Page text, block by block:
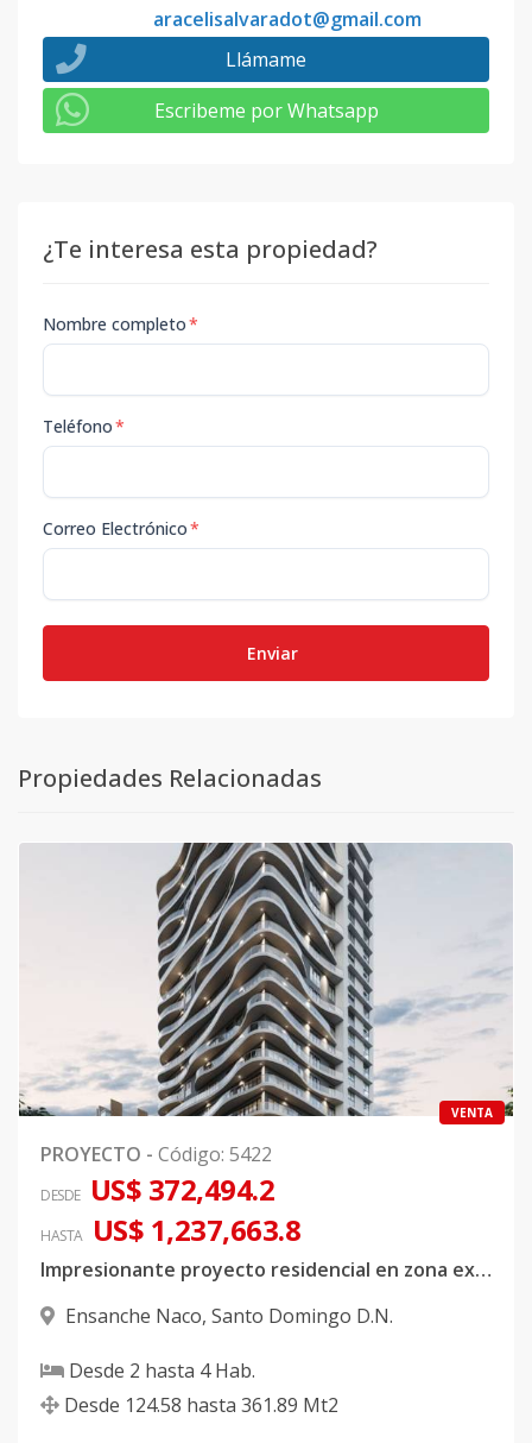
aracelisalvaradot@gmail.com
Llámame
Escribeme por Whatsapp
¿Te interesa esta propiedad?
Nombre completo*
Teléfono*
Correo Electrónico*
Enviar
Propiedades Relacionadas
VENTA
PROYECTO - Código: 5422
DESDE US$ 372,494.2
HASTA US$ 1,237,663.8
Impresionante proyecto residencial en zona exclusiva de Naco
Ensanche Naco, Santo Domingo D.N.
Desde 2 hasta 4Hab.
Desde 124.58 hasta 361.89 Mt2